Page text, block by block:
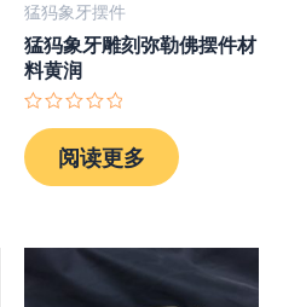
猛犸象牙摆件
猛犸象牙雕刻弥勒佛摆件材
料黄润
评
分
0
&sol;
阅读更多